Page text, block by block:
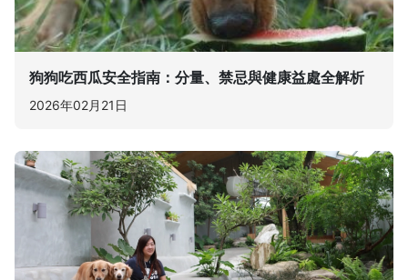
狗狗吃西瓜安全指南：分量、禁忌與健康益處全解析
2026年02月21日